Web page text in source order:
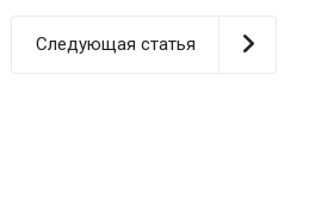
Следующая статья